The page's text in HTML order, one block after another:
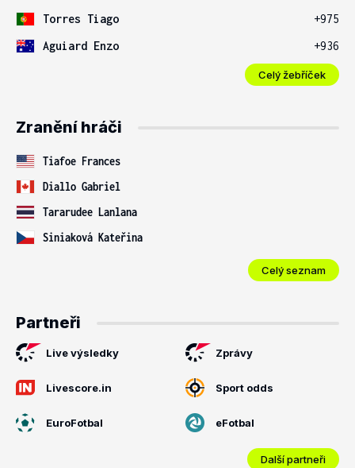
Torres Tiago
+975
Aguiard Enzo
+936
Celý žebříček
Zranění hráči
Tiafoe Frances
Diallo Gabriel
Tararudee Lanlana
Siniaková Kateřina
Celý seznam
Partneři
Live výsledky Zprávy
Livescore.in Sport odds
EuroFotbal eFotbal
Další partneři